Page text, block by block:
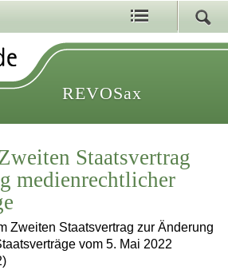
REVOSax
Staatsvertrag
medienrechtlicher
Zweiten Staatsvertrag zur Änderung
vom 5. Mai 2022